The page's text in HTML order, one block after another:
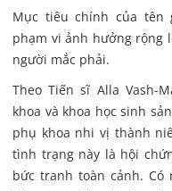
Mục tiêu chính của tên
phạm vi ảnh hưởng rộng
người mắc phải.
Theo Tiến sĩ Alla Vash-
khoa và khoa học sinh
phụ khoa nhi vị thành
tình trạng này là hội
bức tranh toàn cảnh. Có